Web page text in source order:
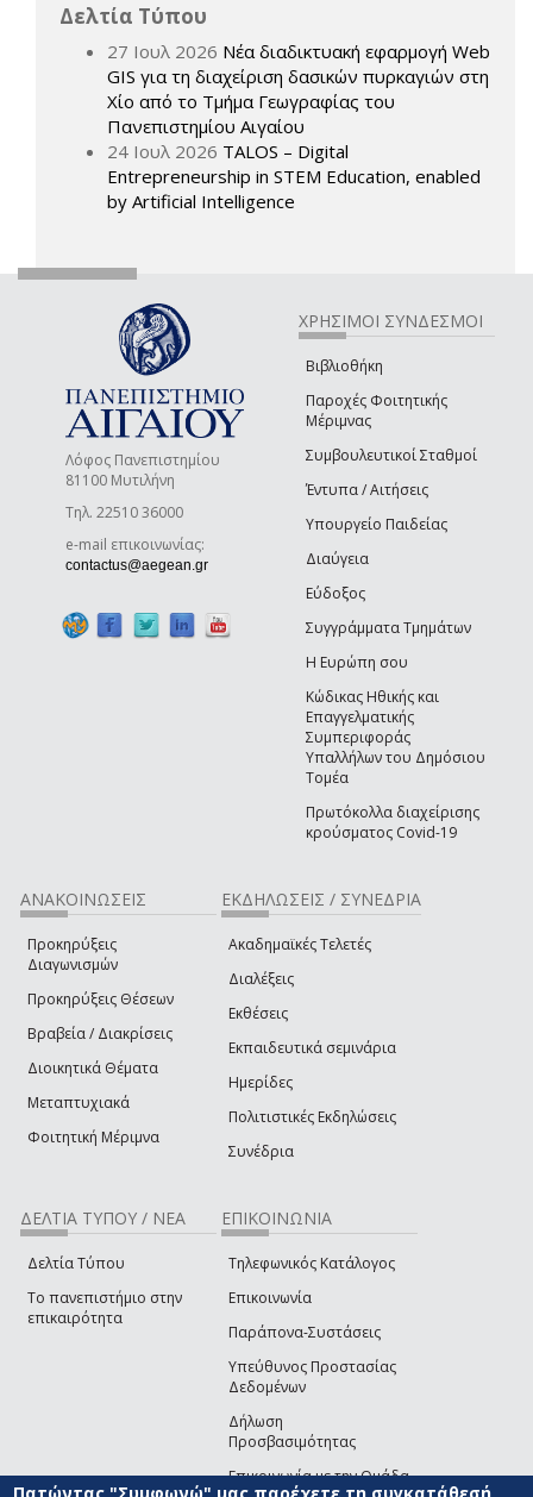
Δελτία Τύπου
27 Ιουλ 2026 Νέα διαδικτυακή εφαρμογή Web
GIS για τη διαχείριση δασικών πυρκαγιών στη
Χίο από το Τμήμα Γεωγραφίας του
Πανεπιστημίου Αιγαίου
24 Ιουλ 2026 TALOS – Digital
Entrepreneurship in STEM Education, enabled
by Artificial Intelligence
Λόφος Πανεπιστημίου
81100 Μυτιλήνη
Τηλ. 22510 36000
e-mail επικοινωνίας:
contactus@aegean.gr (link sends e-mail)
ΧΡΗΣΙΜΟΙ ΣΥΝΔΕΣΜΟΙ
Βιβλιοθήκη
Παροχές Φοιτητικής
Μέριμνας
Συμβουλευτικοί Σταθμοί
Έντυπα / Αιτήσεις
Υπουργείο Παιδείας
Διαύγεια
Εύδοξος
Συγγράμματα Τμημάτων
Η Ευρώπη σου
Κώδικας Ηθικής και
Επαγγελματικής
Συμπεριφοράς
Υπαλλήλων του Δημόσιου
Τομέα
Πρωτόκολλα διαχείρισης
κρούσματος Covid-19
ΑΝΑΚΟΙΝΩΣΕΙΣ
Προκηρύξεις
Διαγωνισμών
Προκηρύξεις Θέσεων
Βραβεία / Διακρίσεις
Διοικητικά Θέματα
Μεταπτυχιακά
Φοιτητική Μέριμνα
ΕΚΔΗΛΩΣΕΙΣ / ΣΥΝΕΔΡΙΑ
Ακαδημαϊκές Τελετές
Διαλέξεις
Εκθέσεις
Εκπαιδευτικά σεμινάρια
Ημερίδες
Πολιτιστικές Εκδηλώσεις
Συνέδρια
ΔΕΛΤΙΑ ΤΥΠΟΥ / ΝΕΑ
Δελτία Τύπου
Το πανεπιστήμιο στην
επικαιρότητα
ΕΠΙΚΟΙΝΩΝΙΑ
Τηλεφωνικός Κατάλογος
Επικοινωνία
Παράπονα-Συστάσεις
Υπεύθυνος Προστασίας
Δεδομένων
Δήλωση
Προσβασιμότητας
Επικοινωνία με την Ομάδα